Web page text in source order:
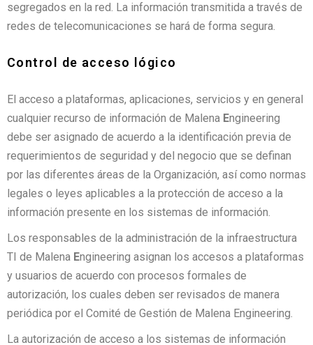
segregados en la red. La información transmitida a través de
redes de telecomunicaciones se hará de forma segura.
Control de acceso lógico
El acceso a plataformas, aplicaciones, servicios y en general
cualquier recurso de información de Malena Engineering
debe ser asignado de acuerdo a la identificación previa de
requerimientos de seguridad y del negocio que se definan
por las diferentes áreas de la Organización, así como normas
legales o leyes aplicables a la protección de acceso a la
información presente en los sistemas de información.
Los responsables de la administración de la infraestructura
TI de Malena Engineering asignan los accesos a plataformas
y usuarios de acuerdo con procesos formales de
autorización, los cuales deben ser revisados de manera
periódica por el Comité de Gestión de Malena Engineering.
La autorización de acceso a los sistemas de información